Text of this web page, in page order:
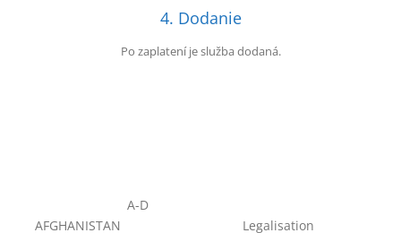
4. Dodanie
Po zaplatení je služba dodaná.
A-D
AFGHANISTAN
Legalisation